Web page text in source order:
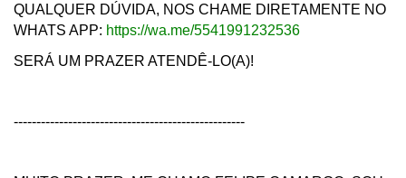
QUALQUER DÚVIDA, NOS CHAME DIRETAMENTE NO
WHATS APP: https://wa.me/5541991232536
SERÁ UM PRAZER ATENDÊ-LO(A)!
---------------------------------------------------